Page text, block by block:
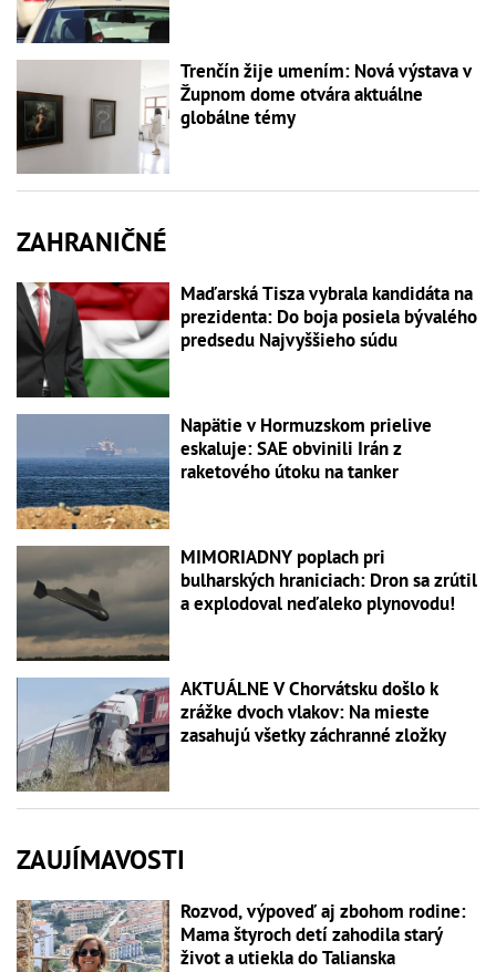
Trenčín žije umením: Nová výstava v
Župnom dome otvára aktuálne
globálne témy
ZAHRANIČNÉ
Maďarská Tisza vybrala kandidáta na
prezidenta: Do boja posiela bývalého
predsedu Najvyššieho súdu
Napätie v Hormuzskom prielive
eskaluje: SAE obvinili Irán z
raketového útoku na tanker
MIMORIADNY poplach pri
bulharských hraniciach: Dron sa zrútil
a explodoval neďaleko plynovodu!
AKTUÁLNE V Chorvátsku došlo k
zrážke dvoch vlakov: Na mieste
zasahujú všetky záchranné zložky
ZAUJÍMAVOSTI
Rozvod, výpoveď aj zbohom rodine:
Mama štyroch detí zahodila starý
život a utiekla do Talianska